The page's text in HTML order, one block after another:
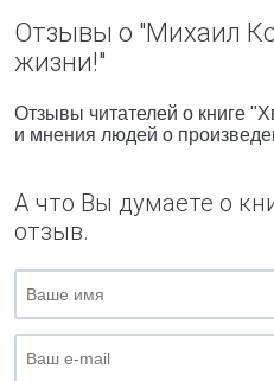
Отзывы о "Михаил
жизни!"
Отзывы читателей о книге
и мнения людей о
А что Вы думаете о
отзыв.